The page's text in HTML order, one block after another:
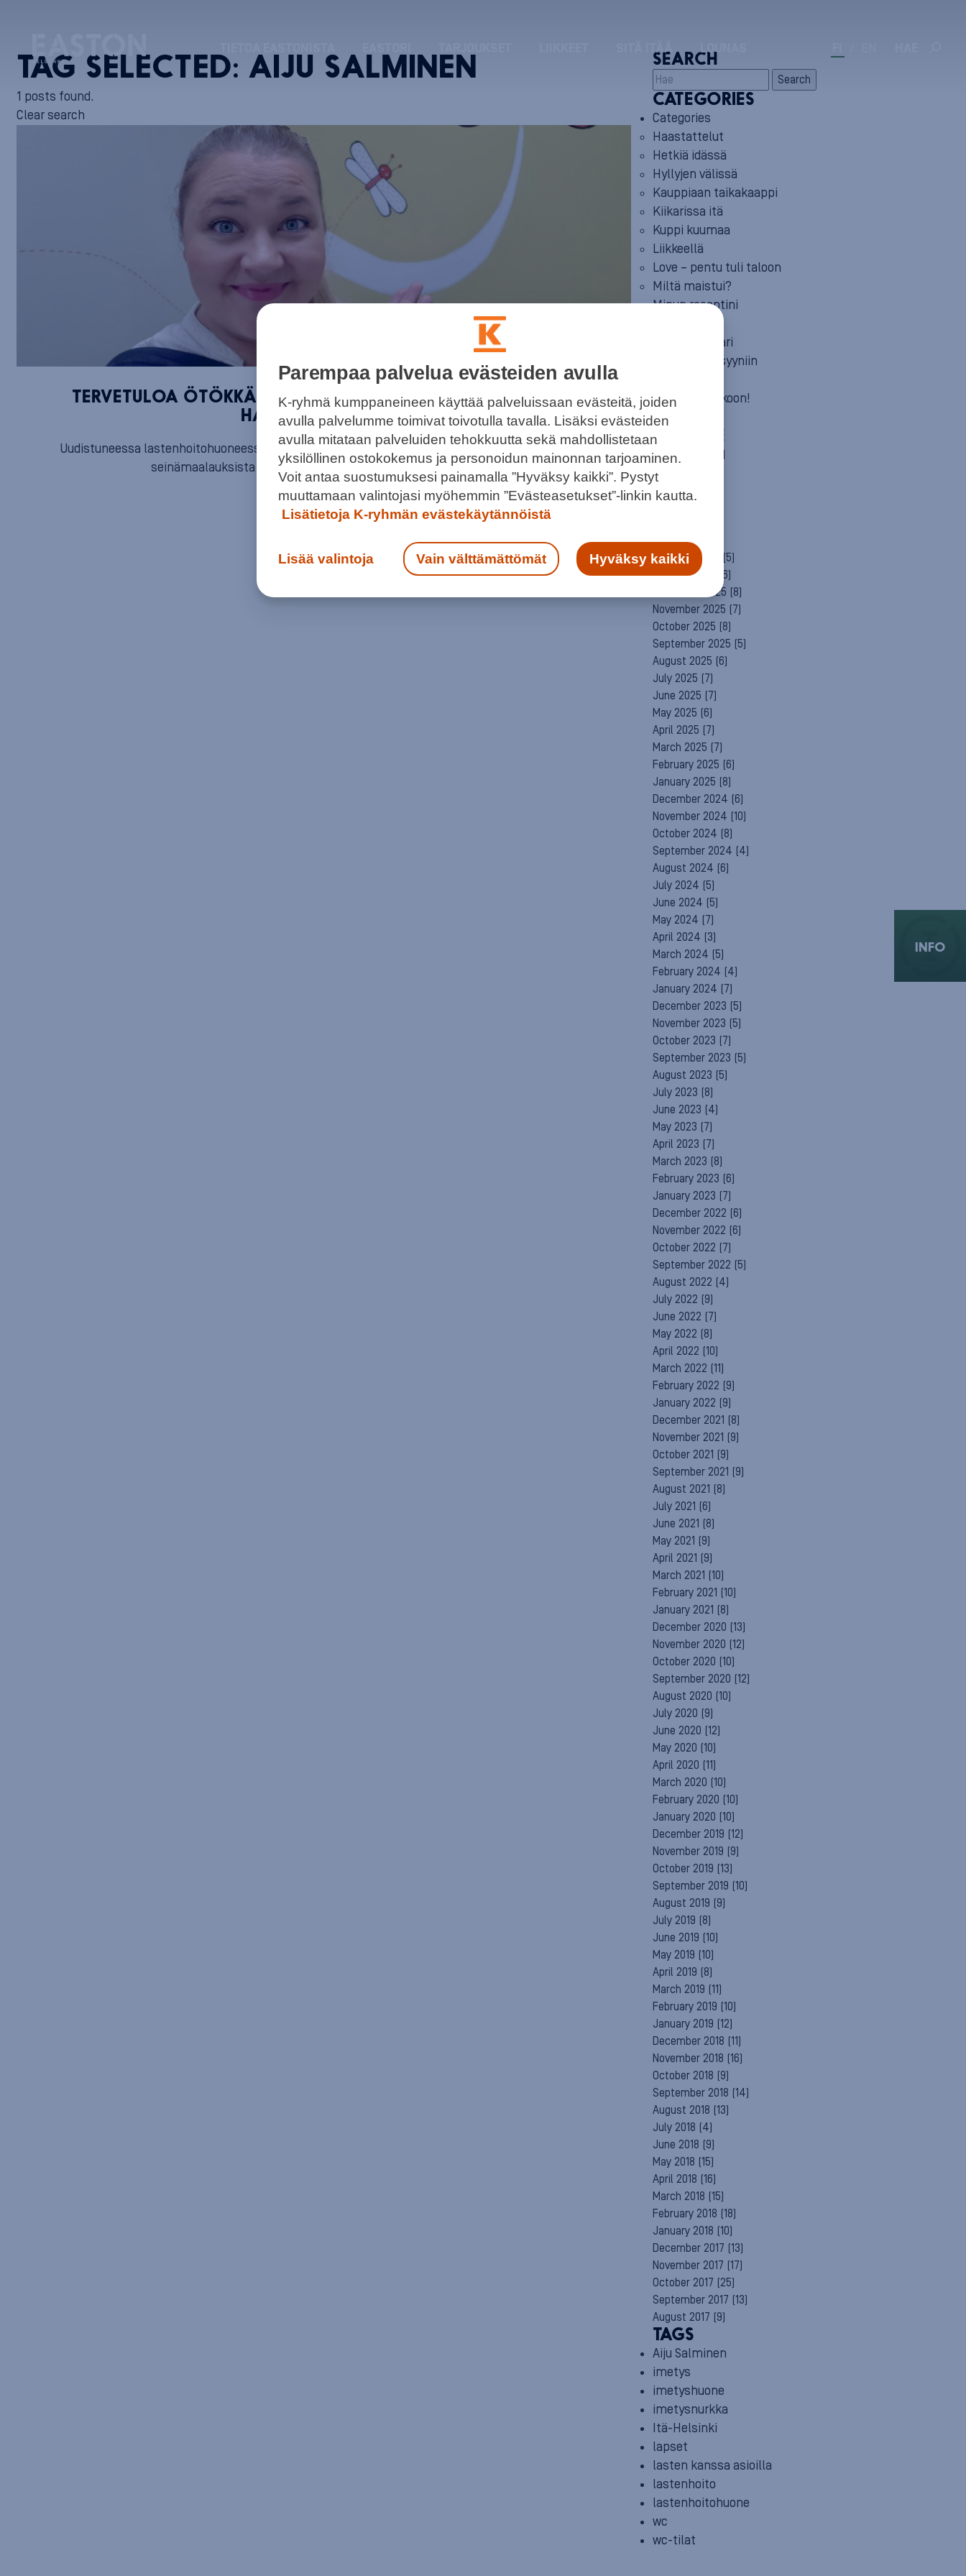
SITÄ ITÄÄ LOUNAS
SEARCH
Search
CATEGORIES
Categories
Haastattelut
Hetkiä idässä
Hyllyjen välissä
Kauppiaan taikakaappi
Kiikarissa itä
Kuppi kuumaa
Liikkeellä
Love – pentu tuli taloon
Miltä maistui?
Minun reseptini
Neuvosta vaari
Parempaan syyniin
Summeri soikoon!
Yleinen
ARCHIVE
August 2026
(1)
July 2026
June 2026
March 2026
February 2026
(5)
January 2026
(6)
December 2025 (8)
November 2025 (7)
October 2025 (8)
September 2025 (5)
August 2025 (6)
July 2025 (7)
June 2025 (7)
May 2025 (6)
April 2025 (7)
March 2025 (7)
February 2025 (6)
January 2025 (8)
December 2024 (6)
November 2024 (10)
October 2024 (8)
September 2024 (4)
August 2024 (6)
July 2024 (5)
June 2024 (5)
May 2024 (7)
April 2024 (3)
March 2024 (5)
February 2024 (4)
January 2024 (7)
December 2023 (5)
November 2023 (5)
October 2023 (7)
September 2023 (5)
August 2023 (5)
July 2023 (8)
June 2023 (4)
May 2023 (7)
April 2023 (7)
March 2023 (8)
February 2023 (6)
January 2023 (7)
December 2022 (6)
November 2022 (6)
October 2022 (7)
September 2022 (5)
August 2022 (4)
July 2022 (9)
June 2022 (7)
May 2022 (8)
April 2022 (10)
March 2022 (11)
February 2022 (9)
January 2022 (9)
December 2021 (8)
November 2021 (9)
October 2021 (9)
September 2021 (9)
August 2021 (8)
July 2021 (6)
June 2021 (8)
May 2021 (9)
April 2021 (9)
March 2021 (10)
February 2021 (10)
January 2021 (8)
December 2020 (13)
November 2020 (12)
October 2020 (10)
September 2020 (12)
August 2020 (10)
July 2020 (9)
June 2020 (12)
May 2020 (10)
April 2020 (11)
March 2020 (10)
February 2020 (10)
January 2020 (10)
December 2019 (12)
November 2019 (9)
October 2019 (13)
September 2019 (10)
August 2019 (9)
July 2019 (8)
June 2019 (10)
May 2019 (10)
April 2019 (8)
March 2019 (11)
February 2019 (10)
January 2019 (12)
December 2018 (11)
November 2018 (16)
October 2018 (9)
September 2018 (14)
August 2018 (13)
July 2018 (4)
June 2018 (9)
May 2018 (15)
April 2018 (16)
March 2018 (15)
February 2018 (18)
January 2018 (10)
December 2017 (13)
November 2017 (17)
October 2017 (25)
September 2017 (13)
August 2017 (9)
TAGS
Aiju Salminen
imetys
imetyshuone
imetysnurkka
Itä-Helsinki
lapset
lasten kanssa asioilla
lastenhoito
lastenhoitohuone
wc
wc-tilat
TAG SELECTED: AIJU SALMINEN
1 posts found.
Clear search
TERVETULOA ÖTÖKKÄJAHTIIN: UUSI LASTENHOITOHUONE ON
HAUSKA JA TOIMIVA
Uudistuneessa lastenhoitohuoneessa voi imettää, vaihtaa vaippaa ja etsiä miten monta ötökkää
seinämaalauksista löytyy. Tulkaa tutkimaan pikkuväen kanssa.
INFO
Parempaa palvelua evästeiden avulla
K-ryhmä kumppaneineen käyttää palveluissaan evästeitä, joiden
avulla palvelumme toimivat toivotulla tavalla. Lisäksi evästeiden
avulla mitataan palveluiden tehokkuutta sekä mahdollistetaan
yksilöllinen ostokokemus ja personoidun mainonnan tarjoaminen.
Voit antaa suostumuksesi painamalla ”Hyväksy kaikki”. Pystyt
muuttamaan valintojasi myöhemmin ”Evästeasetukset”-linkin kautta.
Lisätietoja K-ryhmän evästekäytännöistä
Lisää valintoja Vain välttämättömät Hyväksy kaikki